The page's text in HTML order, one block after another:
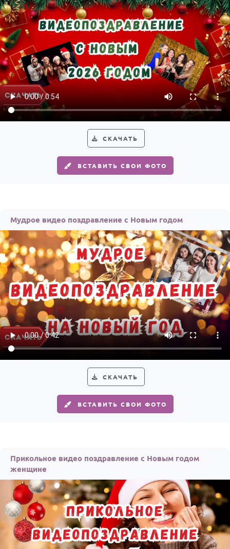
СКАЧАТЬ
ВСТАВИТЬ СВОИ ФОТО
Мудрое видео поздравление с Новым годом
СКАЧАТЬ
ВСТАВИТЬ СВОИ ФОТО
Прикольное видео поздравление с Новым годом
женщине